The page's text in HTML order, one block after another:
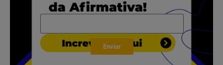
Enviar